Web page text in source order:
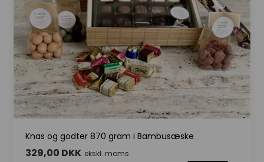
Knas og godter 870 gram i Bambusæske
329,00 DKK ekskl. moms